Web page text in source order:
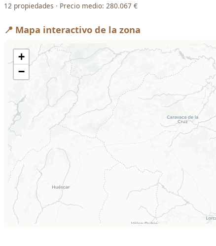
12 propiedades · Precio medio: 280.067 €
📍 Mapa interactivo de la zona